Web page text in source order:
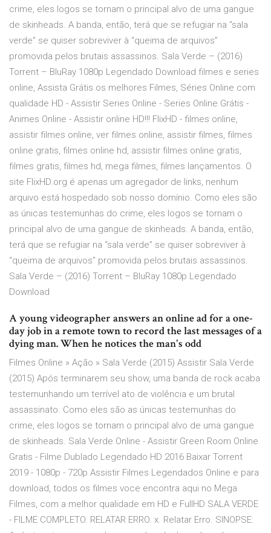
crime, eles logos se tornam o principal alvo de uma gangue
de skinheads. A banda, então, terá que se refugiar na “sala
verde” se quiser sobreviver à “queima de arquivos”
promovida pelos brutais assassinos. Sala Verde – (2016)
Torrent – BluRay 1080p Legendado Download filmes e series
online, Assista Grátis os melhores Filmes, Séries Online com
qualidade HD - Assistir Series Online - Series Online Grátis -
Animes Online - Assistir online HD!!! FlixHD - filmes online,
assistir filmes online, ver filmes online, assistir filmes, filmes
online gratis, filmes online hd, assistir filmes online gratis,
filmes gratis, filmes hd, mega filmes, filmes lançamentos. O
site FlixHD.org é apenas um agregador de links, nenhum
arquivo está hospedado sob nosso domínio. Como eles são
as únicas testemunhas do crime, eles logos se tornam o
principal alvo de uma gangue de skinheads. A banda, então,
terá que se refugiar na “sala verde” se quiser sobreviver à
“queima de arquivos” promovida pelos brutais assassinos.
Sala Verde – (2016) Torrent – BluRay 1080p Legendado
Download
A young videographer answers an online ad for a one-
day job in a remote town to record the last messages of a
dying man. When he notices the man's odd
Filmes Online » Ação » Sala Verde (2015) Assistir Sala Verde
(2015) Após terminarem seu show, uma banda de rock acaba
testemunhando um terrível ato de violência e um brutal
assassinato. Como eles são as únicas testemunhas do
crime, eles logos se tornam o principal alvo de uma gangue
de skinheads. Sala Verde Online - Assistir Green Room Online
Gratis - Filme Dublado Legendado HD 2016 Baixar Torrent
2019 - 1080p - 720p Assistir Filmes Legendados Online e para
download, todos os filmes voce encontra aqui no Mega
Filmes, com a melhor qualidade em HD e FullHD SALA VERDE
- FILME COMPLETO. RELATAR ERRO. x. Relatar Erro. SINOPSE: